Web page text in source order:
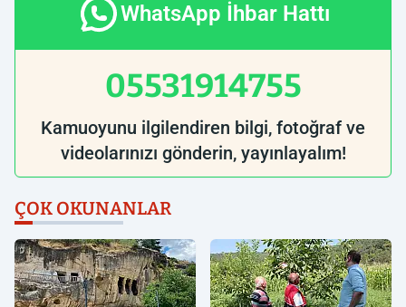
WhatsApp İhbar Hattı
05531914755
Kamuoyunu ilgilendiren bilgi, fotoğraf ve
videolarınızı gönderin, yayınlayalım!
ÇOK OKUNANLAR